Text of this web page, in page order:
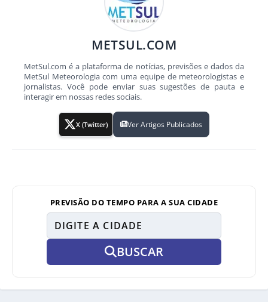
METSUL.COM
MetSul.com é a plataforma de notícias, previsões e dados da
MetSul Meteorologia com uma equipe de meteorologistas e
jornalistas. Você pode enviar suas sugestões de pauta e
interagir em nossas redes sociais.
X (Twitter) Ver Artigos Publicados
PREVISÃO DO TEMPO PARA A SUA CIDADE
BUSCAR